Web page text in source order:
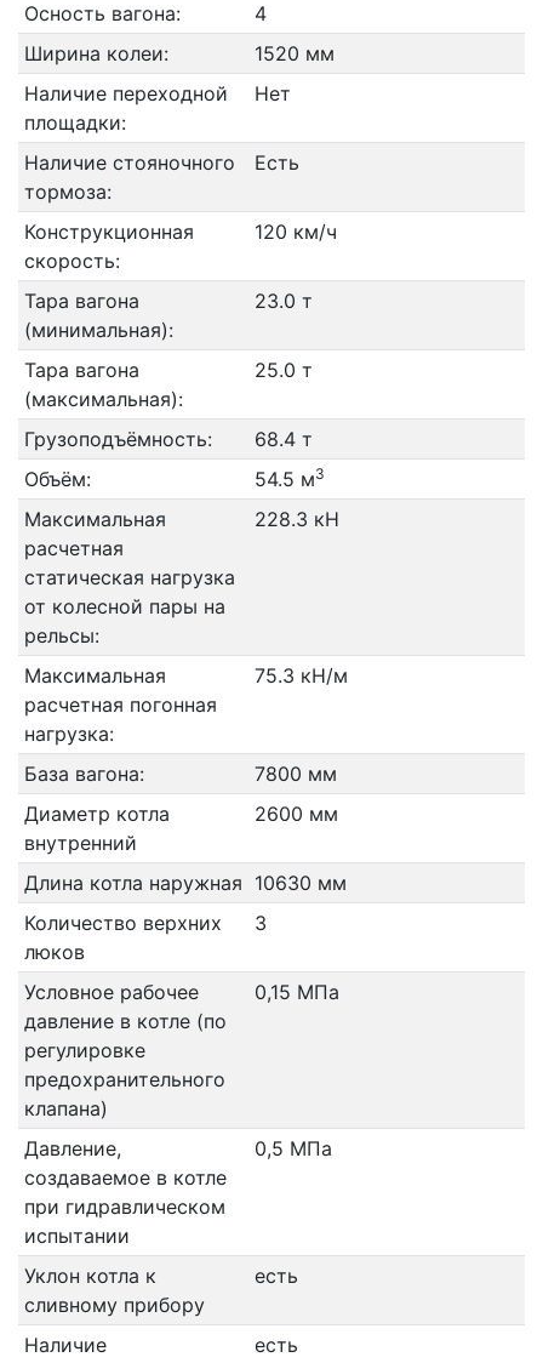
Осность вагона:
4
Ширина колеи:
1520 мм
Наличие переходной
площадки:
Нет
Наличие стояночного
тормоза:
Есть
Конструкционная
скорость:
120 км/ч
Тара вагона
(минимальная):
23.0 т
Тара вагона
(максимальная):
25.0 т
Грузоподъёмность:
68.4 т
Объём:
54.5 м3
Максимальная
расчетная
статическая нагрузка
от колесной пары на
рельсы:
228.3 кН
Максимальная
расчетная погонная
нагрузка:
75.3 кН/м
База вагона:
7800 мм
Диаметр котла
внутренний
2600 мм
Длина котла наружная 10630 мм
Количество верхних
люков
3
Условное рабочее
давление в котле (по
регулировке
предохранительного
клапана)
0,15 МПа
Давление,
создаваемое в котле
при гидравлическом
испытании
0,5 МПа
Уклон котла к
сливному прибору
есть
Наличие
есть